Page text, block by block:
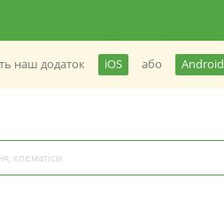
наш додаток iOS або Android